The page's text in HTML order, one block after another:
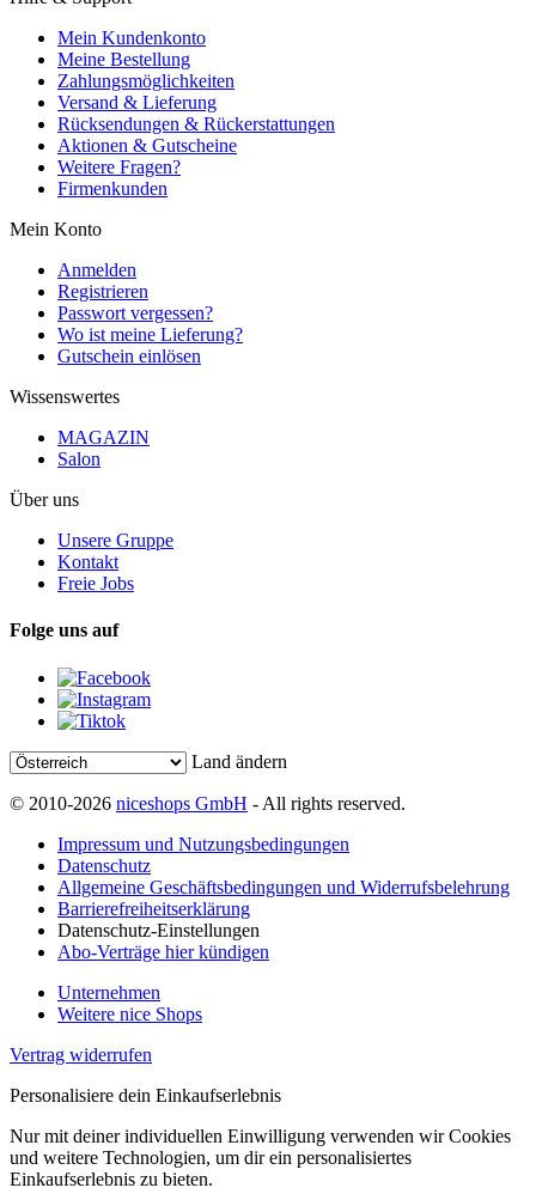
Mein Kundenkonto
Meine Bestellung
Zahlungsmöglichkeiten
Versand & Lieferung
Rücksendungen & Rückerstattungen
Aktionen & Gutscheine
Weitere Fragen?
Firmenkunden
Mein Konto
Anmelden
Registrieren
Passwort vergessen?
Wo ist meine Lieferung?
Gutschein einlösen
Wissenswertes
MAGAZIN
Salon
Über uns
Unsere Gruppe
Kontakt
Freie Jobs
Folge uns auf
Land ändern
© 2010-2026 niceshops GmbH - All rights reserved.
Impressum und Nutzungsbedingungen
Datenschutz
Allgemeine Geschäftsbedingungen und Widerrufsbelehrung
Barrierefreiheitserklärung
Datenschutz-Einstellungen
Abo-Verträge hier kündigen
Unternehmen
Weitere nice Shops
Vertrag widerrufen
Personalisiere dein Einkaufserlebnis
Nur mit deiner individuellen Einwilligung verwenden wir Cookies
und weitere Technologien, um dir ein personalisiertes
Einkaufserlebnis zu bieten.